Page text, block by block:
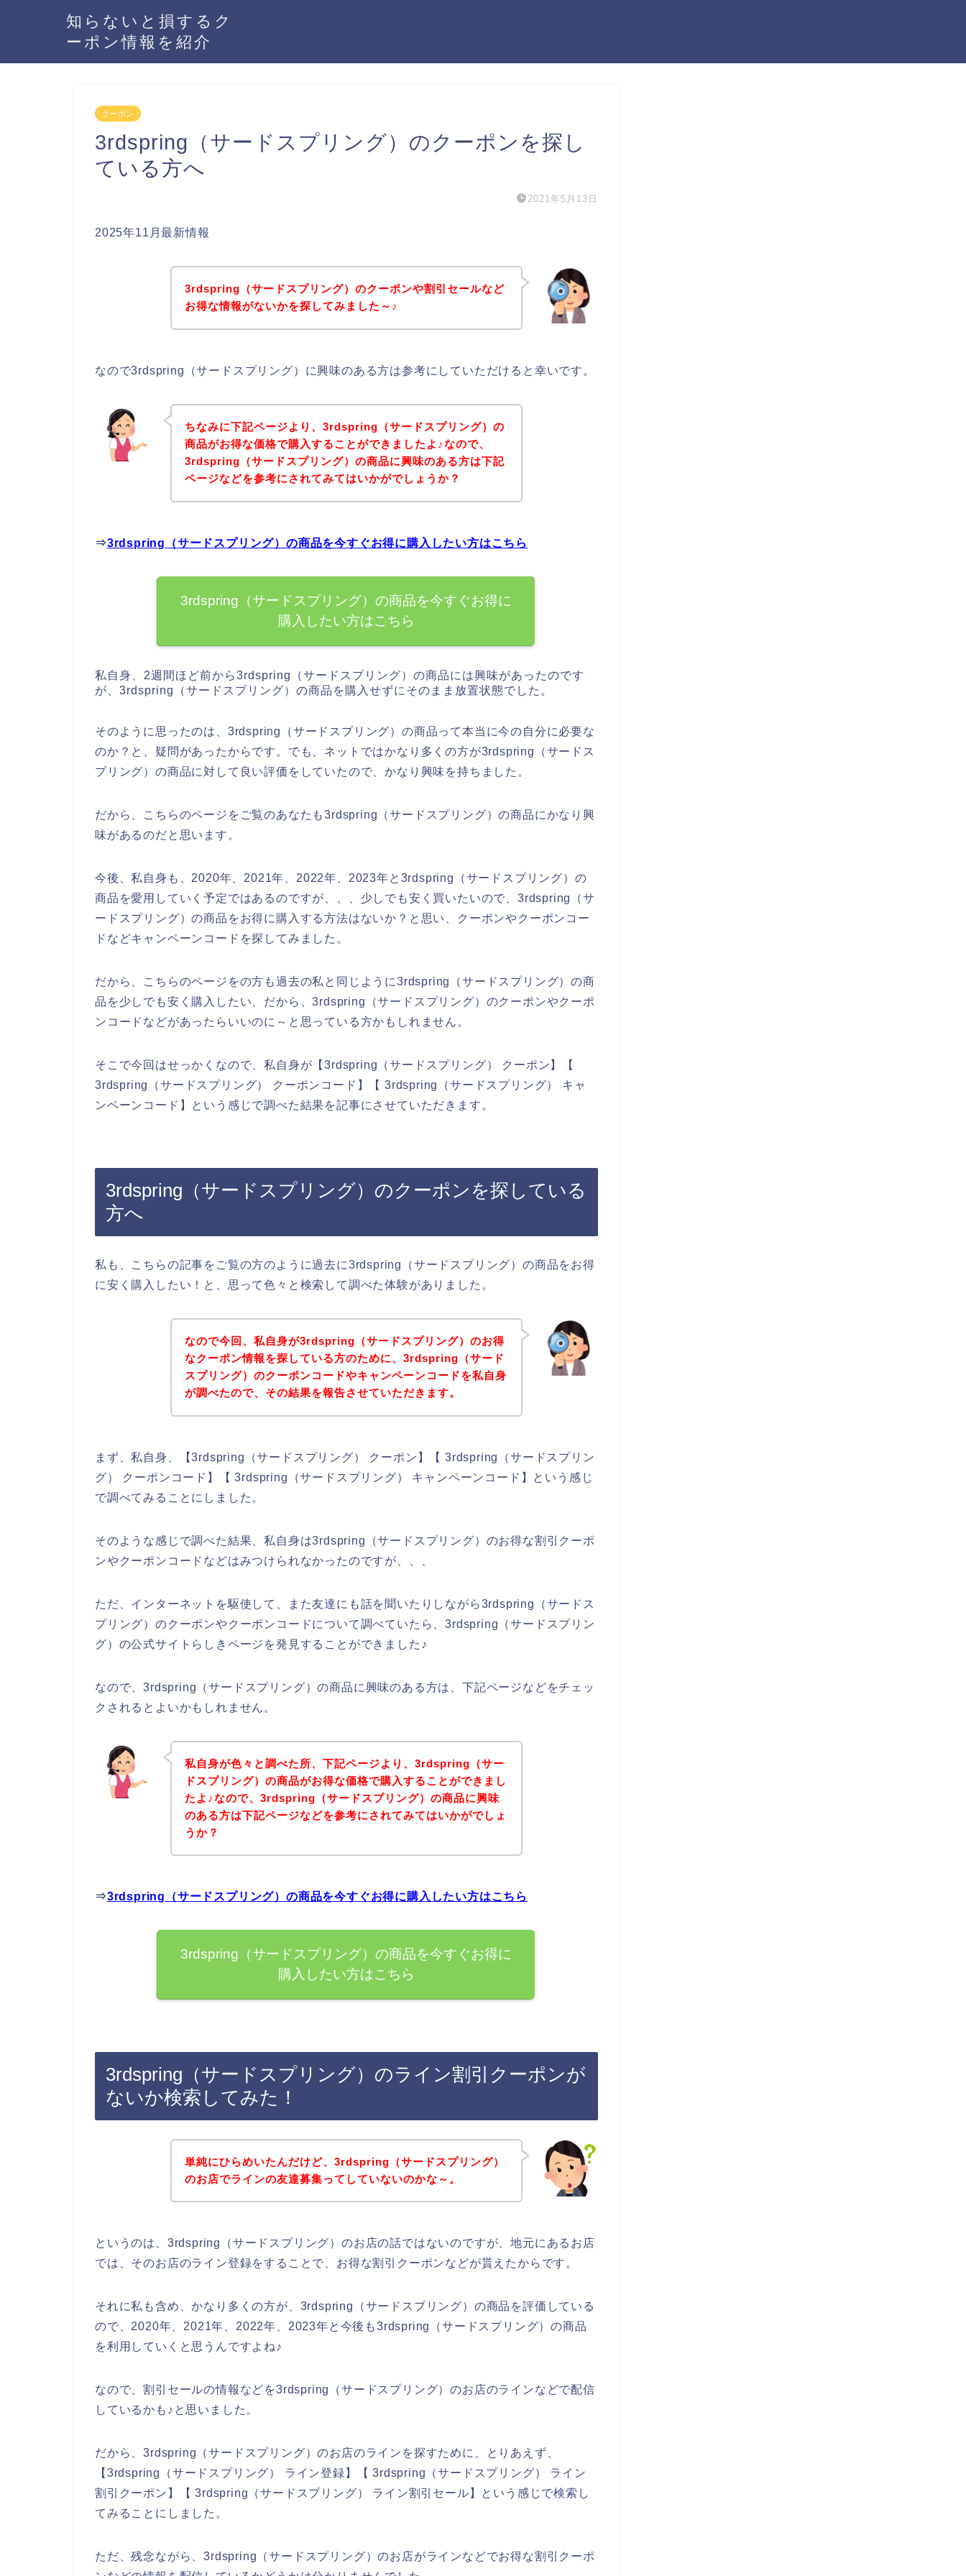
知らないと損するク
ーポン情報を紹介
クーポン
3rdspring（サードスプリング）のクーポンを探し
ている方へ
2021年5月13日
2025年11月最新情報
3rdspring（サードスプリング）のクーポンや割引セールなど
お得な情報がないかを探してみました～♪
なので3rdspring（サードスプリング）に興味のある方は参考にしていただけると幸いです。
ちなみに下記ページより、3rdspring（サードスプリング）の
商品がお得な価格で購入することができましたよ♪なので、
3rdspring（サードスプリング）の商品に興味のある方は下記
ページなどを参考にされてみてはいかがでしょうか？
⇒3rdspring（サードスプリング）の商品を今すぐお得に購入したい方はこちら
3rdspring（サードスプリング）の商品を今すぐお得に
購入したい方はこちら
私自身、2週間ほど前から3rdspring（サードスプリング）の商品には興味があったのです
が、3rdspring（サードスプリング）の商品を購入せずにそのまま放置状態でした。
そのように思ったのは、3rdspring（サードスプリング）の商品って本当に今の自分に必要な
のか？と、疑問があったからです。でも、ネットではかなり多くの方が3rdspring（サードス
プリング）の商品に対して良い評価をしていたので、かなり興味を持ちました。
だから、こちらのページをご覧のあなたも3rdspring（サードスプリング）の商品にかなり興
味があるのだと思います。
今後、私自身も、2020年、2021年、2022年、2023年と3rdspring（サードスプリング）の
商品を愛用していく予定ではあるのですが、、、少しでも安く買いたいので、3rdspring（サ
ードスプリング）の商品をお得に購入する方法はないか？と思い、クーポンやクーポンコー
ドなどキャンペーンコードを探してみました。
だから、こちらのページをの方も過去の私と同じように3rdspring（サードスプリング）の商
品を少しでも安く購入したい、だから、3rdspring（サードスプリング）のクーポンやクーポ
ンコードなどがあったらいいのに～と思っている方かもしれません。
そこで今回はせっかくなので、私自身が【3rdspring（サードスプリング） クーポン】【
3rdspring（サードスプリング） クーポンコード】【 3rdspring（サードスプリング） キャ
ンペーンコード】という感じで調べた結果を記事にさせていただきます。
3rdspring（サードスプリング）のクーポンを探している
方へ
私も、こちらの記事をご覧の方のように過去に3rdspring（サードスプリング）の商品をお得
に安く購入したい！と、思って色々と検索して調べた体験がありました。
なので今回、私自身が3rdspring（サードスプリング）のお得
なクーポン情報を探している方のために、3rdspring（サード
スプリング）のクーポンコードやキャンペーンコードを私自身
が調べたので、その結果を報告させていただきます。
まず、私自身、【3rdspring（サードスプリング） クーポン】【 3rdspring（サードスプリン
グ） クーポンコード】【 3rdspring（サードスプリング） キャンペーンコード】という感じ
で調べてみることにしました。
そのような感じで調べた結果、私自身は3rdspring（サードスプリング）のお得な割引クーポ
ンやクーポンコードなどはみつけられなかったのですが、、、
ただ、インターネットを駆使して、また友達にも話を聞いたりしながら3rdspring（サードス
プリング）のクーポンやクーポンコードについて調べていたら、3rdspring（サードスプリン
グ）の公式サイトらしきページを発見することができました♪
なので、3rdspring（サードスプリング）の商品に興味のある方は、下記ページなどをチェッ
クされるとよいかもしれません。
私自身が色々と調べた所、下記ページより、3rdspring（サー
ドスプリング）の商品がお得な価格で購入することができまし
たよ♪なので、3rdspring（サードスプリング）の商品に興味
のある方は下記ページなどを参考にされてみてはいかがでしょ
うか？
⇒3rdspring（サードスプリング）の商品を今すぐお得に購入したい方はこちら
3rdspring（サードスプリング）の商品を今すぐお得に
購入したい方はこちら
3rdspring（サードスプリング）のライン割引クーポンが
ないか検索してみた！
単純にひらめいたんだけど、3rdspring（サードスプリング）
のお店でラインの友達募集ってしていないのかな～。
というのは、3rdspring（サードスプリング）のお店の話ではないのですが、地元にあるお店
では、そのお店のライン登録をすることで、お得な割引クーポンなどが貰えたからです。
それに私も含め、かなり多くの方が、3rdspring（サードスプリング）の商品を評価している
ので、2020年、2021年、2022年、2023年と今後も3rdspring（サードスプリング）の商品
を利用していくと思うんですよね♪
なので、割引セールの情報などを3rdspring（サードスプリング）のお店のラインなどで配信
しているかも♪と思いました。
だから、3rdspring（サードスプリング）のお店のラインを探すために、とりあえず、
【3rdspring（サードスプリング） ライン登録】【 3rdspring（サードスプリング） ライン
割引クーポン】【 3rdspring（サードスプリング） ライン割引セール】という感じで検索し
てみることにしました。
ただ、残念ながら、3rdspring（サードスプリング）のお店がラインなどでお得な割引クーポ